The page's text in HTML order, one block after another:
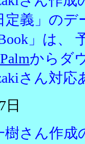
定義」の
」は
からダ
さん対
日
さん作成